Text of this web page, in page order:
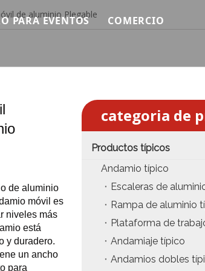
Subida
de mano
de 45 grados.
aluminio
PARA EVENTOS
para Eventos
LED para eventos
para eventos
de eventos de fiesta
COMERCIO
Precio de la
Precio del
Precio de la
Precio de
Precio de
Precio del
Precio de
de aluminio Plegable
de aluminio
móvil es
niveles más
está
y duradero.
un ancho
para
categoria de
Productos típicos
Andamio típico
Escaleras de
Rampa de aluminio
Plataforma de
Andamiaje típico